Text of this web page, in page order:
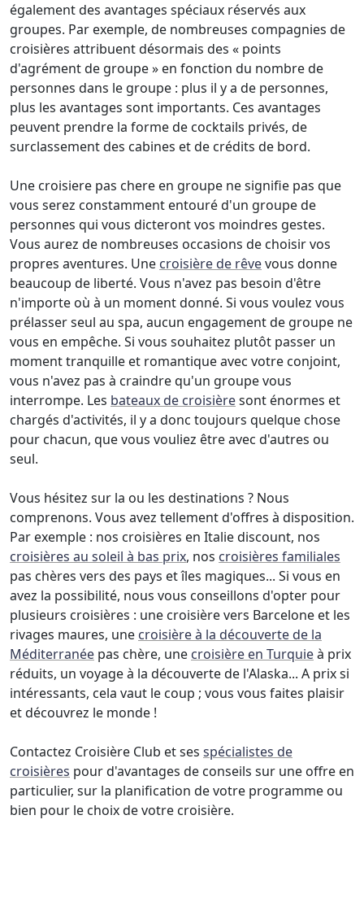
également des avantages spéciaux réservés aux
groupes. Par exemple, de nombreuses compagnies de
croisières attribuent désormais des « points
d'agrément de groupe » en fonction du nombre de
personnes dans le groupe : plus il y a de personnes,
plus les avantages sont importants. Ces avantages
peuvent prendre la forme de cocktails privés, de
surclassement des cabines et de crédits de bord.
Une croisiere pas chere en groupe ne signifie pas que
vous serez constamment entouré d'un groupe de
personnes qui vous dicteront vos moindres gestes.
Vous aurez de nombreuses occasions de choisir vos
propres aventures. Une croisière de rêvevous donne
beaucoup de liberté. Vous n'avez pas besoin d'être
n'importe où à un moment donné. Si vous voulez vous
prélasser seul au spa, aucun engagement de groupe ne
vous en empêche. Si vous souhaitez plutôt passer un
moment tranquille et romantique avec votre conjoint,
vous n'avez pas à craindre qu'un groupe vous
interrompe. Les bateaux de croisièresont énormes et
chargés d'activités, il y a donc toujours quelque chose
pour chacun, que vous vouliez être avec d'autres ou
seul.
Vous hésitez sur la ou les destinations ? Nous
comprenons. Vous avez tellement d'offres à disposition.
Par exemple : nos croisières en Italie discount, nos
croisières au soleil à bas prix, nos croisières familiales
pas chères vers des pays et îles magiques... Si vous en
avez la possibilité, nous vous conseillons d'opter pour
plusieurs croisières : une croisière vers Barcelone et les
rivages maures, une croisière à la découverte de la
Méditerranée pas chère, une croisière en Turquieà prix
réduits, un voyage à la découverte de l'Alaska... A prix si
intéressants, cela vaut le coup ; vous vous faites plaisir
et découvrez le monde !
Contactez Croisière Club et ses spécialistes de
croisières pour d'avantages de conseils sur une offre en
particulier, sur la planification de votre programme ou
bien pour le choix de votre croisière.